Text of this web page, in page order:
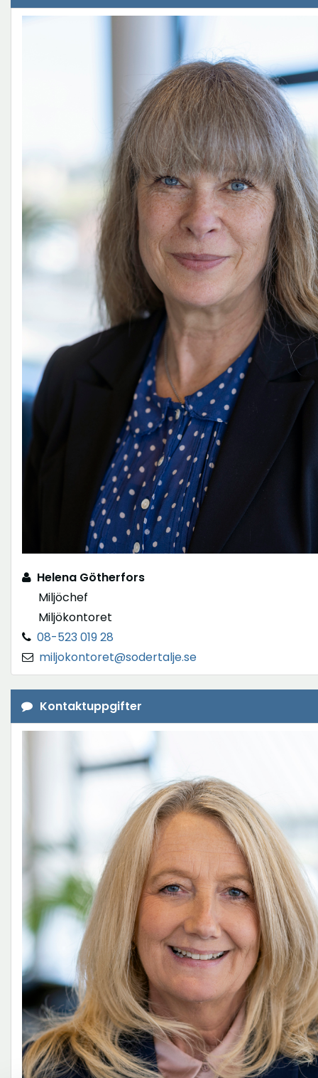
Helena Götherfors
Miljöchef
Miljökontoret
08-523 019 28
miljokontoret@sodertalje.se
Kontaktuppgifter